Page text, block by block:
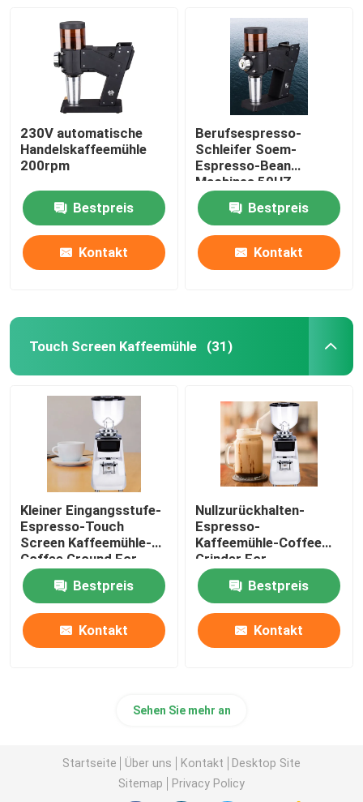
230V automatische
Handelskaffeemühle
200rpm
Bestpreis
Kontakt
Berufsespresso-
Schleifer Soem-
Espresso-Bean
Machines 50HZ
Bestpreis
Kontakt
Touch Screen Kaffeemühle (31)
Kleiner Eingangsstufe-
Espresso-Touch
Screen Kaffeemühle-
Coffee Ground For-
Anfänger
Bestpreis
Kontakt
Nullzurückhalten-
Espresso-
Kaffeemühle-Coffee
Grinder For-
Kaffeemaschine
Bestpreis
Kontakt
Sehen Sie mehr an
Startseite Über uns Kontakt
Desktop Site
Sitemap
Privacy Policy